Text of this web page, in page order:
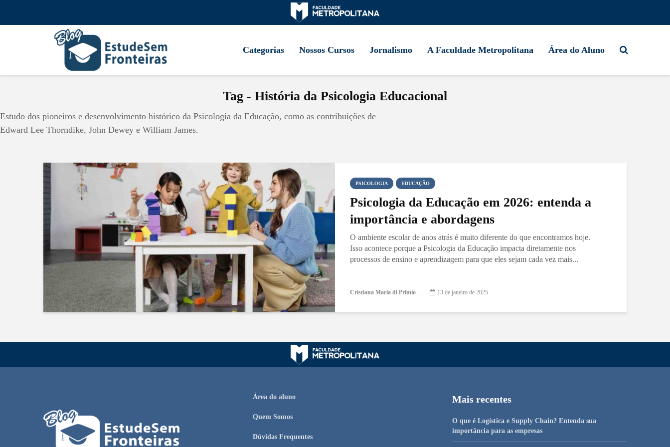
Categorias Nossos Cursos Jornalismo A Faculdade Metropolitana Área do Aluno
Tag - História da Psicologia Educacional
Estudo dos pioneiros e desenvolvimento histórico da Psicologia da Educação, como as contribuições de
Edward Lee Thorndike, John Dewey e William James.
PSICOLOGIA EDUCAÇÃO
Psicologia da Educação em 2026: entenda a
importância e abordagens
O ambiente escolar de anos atrás é muito diferente do que encontramos hoje.
Isso acontece porque a Psicologia da Educação impacta diretamente nos
processos de ensino e aprendizagem para que eles sejam cada vez mais...
Cristiana Maria di Primio Gonçalves 13 de janeiro de 2025
Área do aluno
Quem Somos
Dúvidas Frequentes
Mais recentes
O que é Logística e Supply Chain? Entenda sua
importância para as empresas